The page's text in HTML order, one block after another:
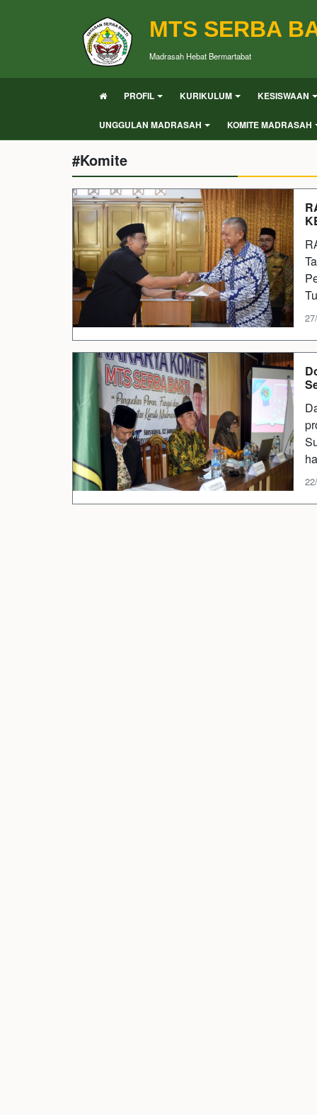
MTS SERBA
Madrasah Hebat Bermartabat
PROFIL KURIKULUM KESISWAAN
UNGGULAN MADRASAH KOMITE MADRASAH
#Komite